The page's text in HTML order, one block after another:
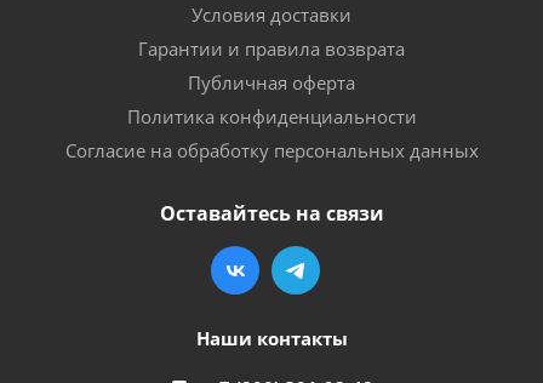
Условия доставки
Гарантии и правила возврата
Публичная оферта
Политика конфиденциальности
Согласие на обработку персональных данных
Оставайтесь на связи
Наши контакты